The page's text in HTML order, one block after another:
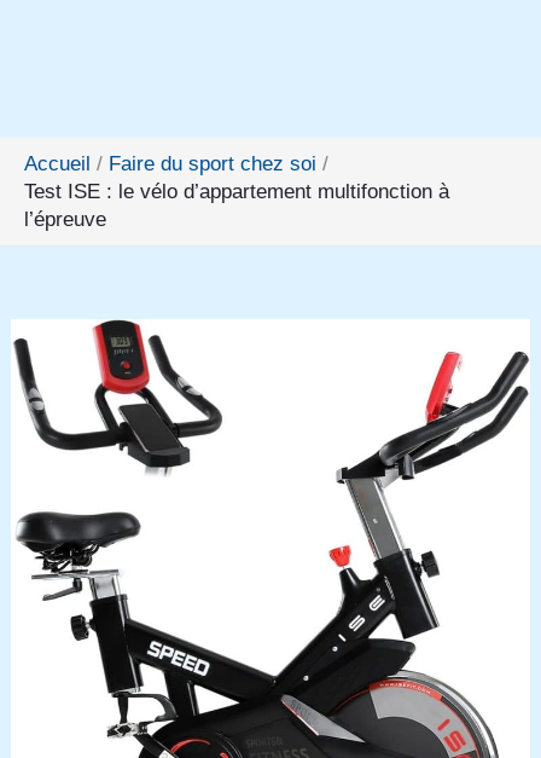
Accueil
Faire du sport chez soi
Test ISE : le vélo d’appartement multifonction à
l’épreuve